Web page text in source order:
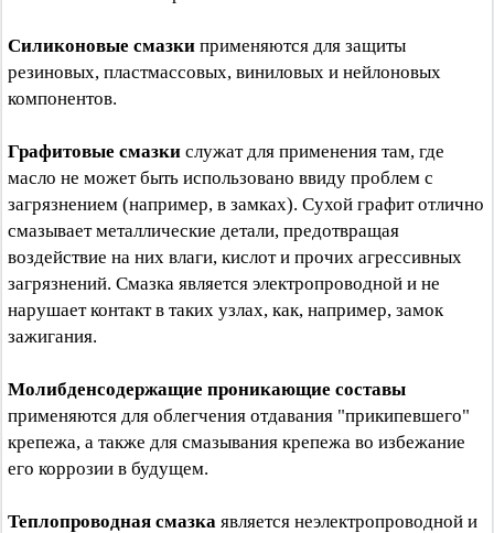
Силиконовые смазки применяются для защиты
резиновых, пластмассовых, виниловых и нейлоновых
компонентов.
Графитовые смазки служат для применения там, где
масло не может быть использовано ввиду проблем с
загрязнением (например, в замках). Сухой графит отлично
смазывает металлические детали, предотвращая
воздействие на них влаги, кислот и прочих агрессивных
загрязнений. Смазка является электропроводной и не
нарушает контакт в таких узлах, как, например, замок
зажигания.
Молибденсодержащие проникающие составы
применяются для облегчения отдавания "прикипевшего"
крепежа, а также для смазывания крепежа во избежание
его коррозии в будущем.
Теплопроводная смазка является неэлектропроводной и